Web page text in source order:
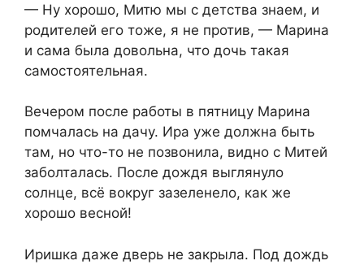
— Ну хорошо, Митю мы с детства знаем, и
родителей его тоже, я не против, — Марина
и сама была довольна, что дочь такая
самостоятельная.
Вечером после работы в пятницу Марина
помчалась на дачу. Ира уже должна быть
там, но что-то не позвонила, видно с Митей
заболталась. После дождя выглянуло
солнце, всё вокруг зазеленело, как же
хорошо весной!
Иришка даже дверь не закрыла. Под дождь